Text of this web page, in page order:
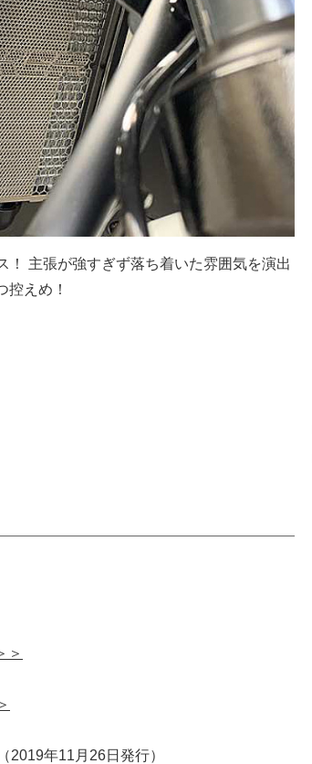
！ 主張が強すぎず落ち着いた雰囲気を演出
控えめ！
＞
2019年11月26日発行）